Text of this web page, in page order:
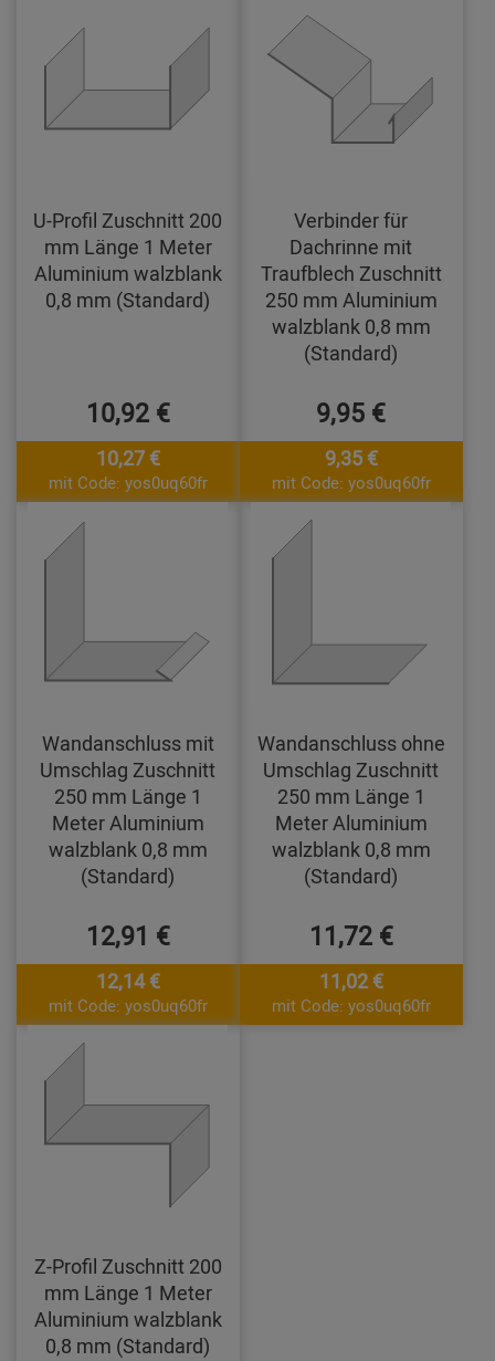
U-Profil Zuschnitt 200
mm Länge 1 Meter
Aluminium walzblank
0,8 mm (Standard)
10,92 €
10,27 €
mit Code: yos0uq60fr
Verbinder für
Dachrinne mit
Traufblech Zuschnitt
250 mm Aluminium
walzblank 0,8 mm
(Standard)
9,95 €
9,35 €
mit Code: yos0uq60fr
Wandanschluss mit
Umschlag Zuschnitt
250 mm Länge 1
Meter Aluminium
walzblank 0,8 mm
(Standard)
12,91 €
12,14 €
mit Code: yos0uq60fr
Wandanschluss ohne
Umschlag Zuschnitt
250 mm Länge 1
Meter Aluminium
walzblank 0,8 mm
(Standard)
11,72 €
11,02 €
mit Code: yos0uq60fr
Z-Profil Zuschnitt 200
mm Länge 1 Meter
Aluminium walzblank
0,8 mm (Standard)